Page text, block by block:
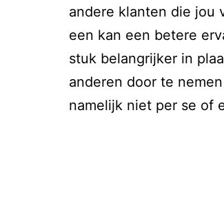
andere klanten die jou
een kan een betere
stuk belangrijker in
anderen door te
namelijk niet per se of